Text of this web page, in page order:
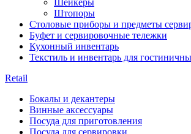
Шейкеры
Штопоры
Столовые приборы и предметы
Буфет и сервировочные тележки
Кухонный инвентарь
Текстиль и инвентарь для
Retail
Бокалы и декантеры
Винные аксессуары
Посуда для приготовления
Посуда для сервировки